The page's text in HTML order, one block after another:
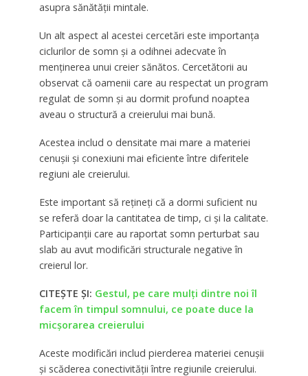
asupra sănătății mintale.
Un alt aspect al acestei cercetări este importanța
ciclurilor de somn și a odihnei adecvate în
menținerea unui creier sănătos. Cercetătorii au
observat că oamenii care au respectat un program
regulat de somn și au dormit profund noaptea
aveau o structură a creierului mai bună.
Acestea includ o densitate mai mare a materiei
cenușii și conexiuni mai eficiente între diferitele
regiuni ale creierului.
Este important să rețineți că a dormi suficient nu
se referă doar la cantitatea de timp, ci și la calitate.
Participanții care au raportat somn perturbat sau
slab au avut modificări structurale negative în
creierul lor.
CITEȘTE ȘI: Gestul, pe care mulți dintre noi îl
facem în timpul somnului, ce poate duce la
micșorarea creierului
Aceste modificări includ pierderea materiei cenușii
și scăderea conectivității între regiunile creierului.